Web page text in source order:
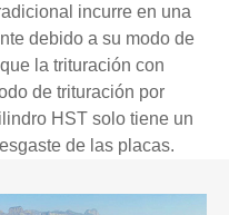
incurre en una
debido a su modo de
la trituración con
de trituración por
HST solo tiene un
de las placas.